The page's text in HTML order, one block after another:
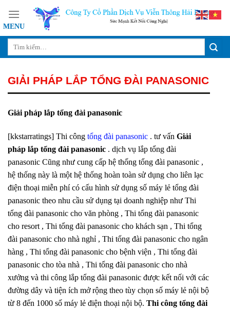
content
GIẢI PHÁP LẮP TỔNG ĐÀI PANASONIC
Giải pháp lắp tổng đài panasonic
[kkstarratings] Thi công tổng đài panasonic . tư vấn Giải
pháp lắp tổng đài panasonic . dịch vụ lắp tổng đài
panasonic Cũng như cung cấp hệ thống tổng đài panasonic ,
hệ thống này là một hệ thống hoàn toàn sử dụng cho liên lạc
điện thoại miễn phí có cấu hình sử dụng số máy lẻ tổng đài
panasonic theo nhu cầu sử dụng tại doanh nghiệp như Thi
tổng đài panasonic cho văn phòng , Thi tổng đài panasonic
cho resort , Thi tổng đài panasonic cho khách sạn , Thi tổng
đài panasonic cho nhà nghỉ , Thi tổng đài panasonic cho ngân
hàng , Thi tổng đài panasonic cho bệnh viện , Thi tổng đài
panasonic cho tòa nhà , Thi tổng đài panasonic cho nhà
xưởng và thi công lắp tổng đài panasonic được kết nối với các
đường dây và tiện ích mở rộng theo tùy chọn số máy lẻ nội bộ
từ 8 đến 1000 số máy lẻ điện thoại nội bộ. Thi công tổng đài